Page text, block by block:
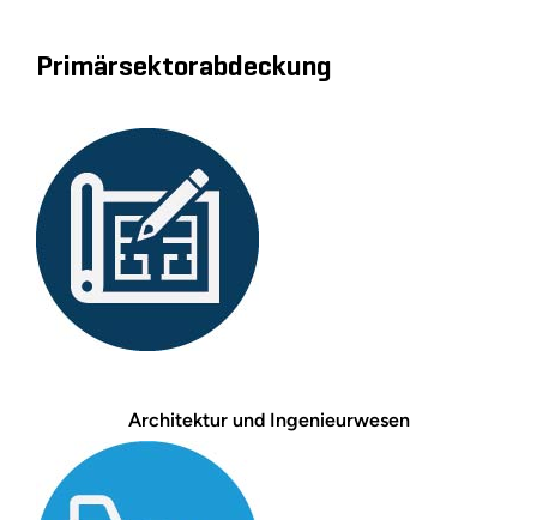
Primärsektorabdeckung
Architektur und Ingenieurwesen